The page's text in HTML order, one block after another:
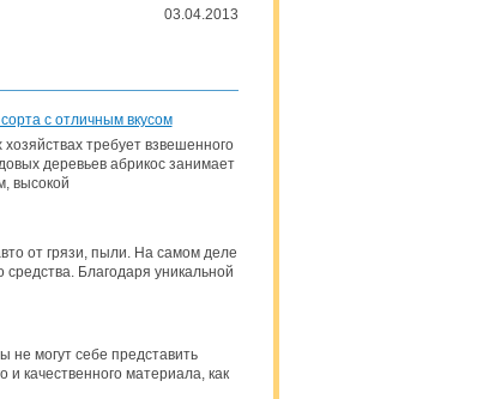
03.04.2013
с отличным вкусом
требует взвешенного
деревьев абрикос занимает
высокой
от грязи, пыли. На самом деле
Благодаря уникальной
не могут себе представить
и качественного материала, как